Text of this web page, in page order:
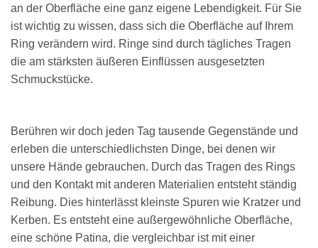
an der Oberfläche eine ganz eigene Lebendigkeit. Für Sie
ist wichtig zu wissen, dass sich die Oberfläche auf Ihrem
Ring verändern wird. Ringe sind durch tägliches Tragen
die am stärksten äußeren Einflüssen ausgesetzten
Schmuckstücke.
Berühren wir doch jeden Tag tausende Gegenstände und
erleben die unterschiedlichsten Dinge, bei denen wir
unsere Hände gebrauchen. Durch das Tragen des Rings
und den Kontakt mit anderen Materialien entsteht ständig
Reibung. Dies hinterlässt kleinste Spuren wie Kratzer und
Kerben. Es entsteht eine außergewöhnliche Oberfläche,
eine schöne Patina, die vergleichbar ist mit einer